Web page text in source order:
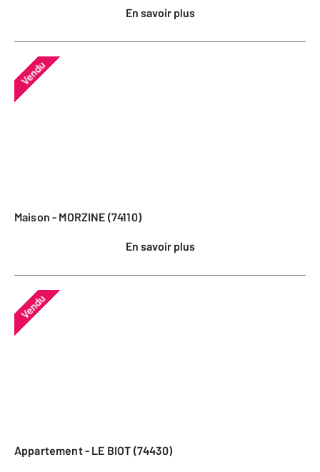
En savoir plus
Vendu
Maison - MORZINE (74110)
En savoir plus
Vendu
Appartement - LE BIOT (74430)